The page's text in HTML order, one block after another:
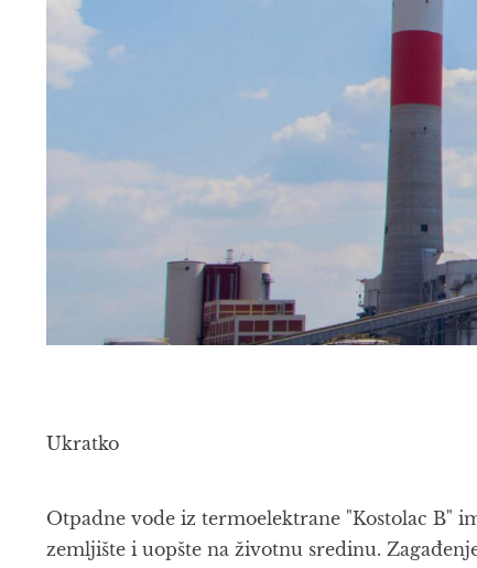
Ukratko
Otpadne vode iz termoelektrane "Kostolac B"
zemljište i uopšte na životnu sredinu.